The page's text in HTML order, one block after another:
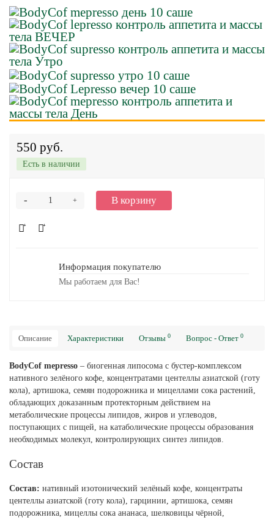
550 руб.
Есть в наличии
+
- В корзину
Информация покупателю
Мы работаем для Вас!
Описание Характеристики Отзывы 0 Вопрос - Ответ 0
BodyCof mepresso – биогенная липосома с бустер-комплексом
нативного зелёного кофе, концентратами центеллы азиатской (готу
кола), артишока, семян подорожника и мицеллами сока растений,
обладающих доказанным протекторным действием на
метаболические процессы липидов, жиров и углеводов,
поступающих с пищей, на катаболические процессы образования
необходимых молекул, контролирующих синтез липидов.
Состав
Состав: нативный изотонический зелёный кофе, концентраты
центеллы азиатской (готу кола), гарцинии, артишока, семян
подорожника, мицеллы сока ананаса, шелковицы чёрной,